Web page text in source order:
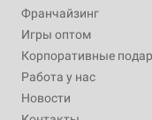
Франчайзинг
Игры оптом
Корпоративные
Работа у нас
Новости